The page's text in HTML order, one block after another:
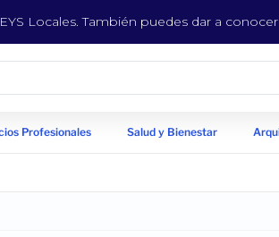
Locales. También puedes dar a
Profesionales Salud y Bienestar